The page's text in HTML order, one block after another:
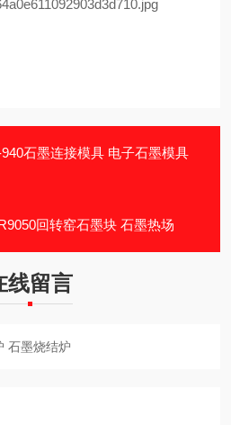
石墨连接模具 电子石墨模具
回转窑石墨块 石墨热场
线留言